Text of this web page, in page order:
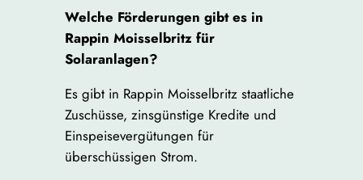
Welche Förderungen gibt es in
Rappin Moisselbritz für
Solaranlagen?
Es gibt in Rappin Moisselbritz staatliche
Zuschüsse, zinsgünstige Kredite und
Einspeisevergütungen für
überschüssigen Strom.